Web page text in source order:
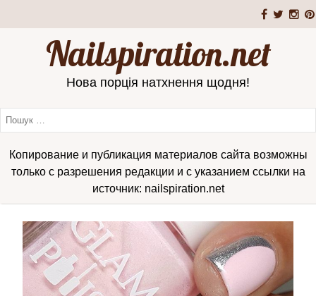
Nailspiration.net
Нова порція натхнення щодня!
Копирование и публикация материалов сайта возможны
только с разрешения редакции и с указанием ссылки на
источник: nailspiration.net